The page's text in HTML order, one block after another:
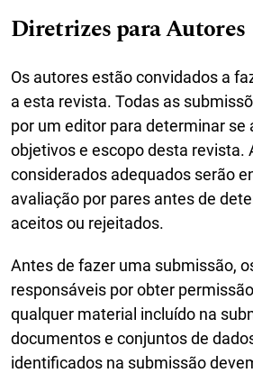
Diretrizes para Autores
Os autores estão convidados a
a esta revista. Todas as
por um editor para determinar se
objetivos e escopo desta revista.
considerados adequados serão
avaliação por pares antes de
aceitos ou rejeitados.
Antes de fazer uma submissão,
responsáveis por obter
qualquer material incluído na
documentos e conjuntos de
identificados na submissão